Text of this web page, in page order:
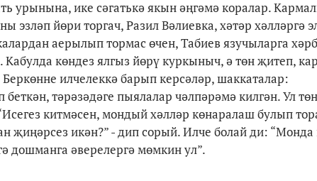
урынына, ике сәгатькә якын әңгәмә коралар.
эзләп йөри торгач, Разил Вәлиевка, хәтәр хәлләргә
аерылып тормас өчен, Табиев язучыларга
көндез ялгыз йөрү куркыныч, ә төн җитеп,
илчелеккә барып керсәләр, шаккаталар:
тәрәзәдәге пыялалар чәлпәрәмә килгән. Ул
китмәсен, мондый хәлләр көнаралаш булып
җиңәрсез икән?” - дип сорый. Илче болай ди:
дошманга әверелергә мөмкин ул”.